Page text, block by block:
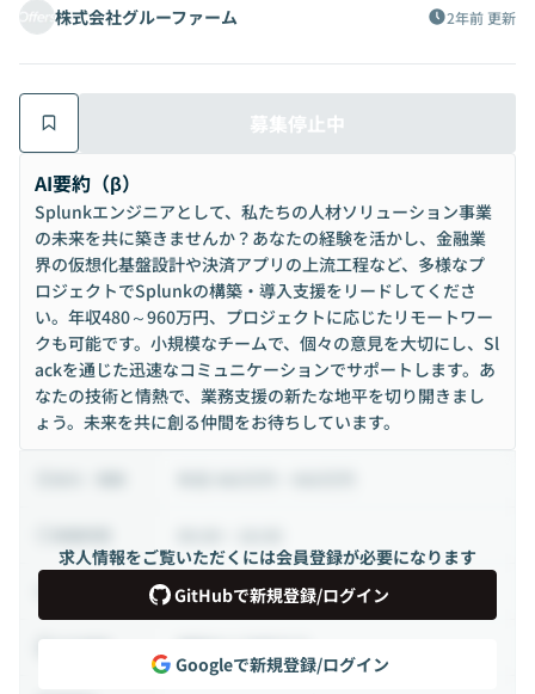
株式会社グルーファーム 2年前 更新
募集停止中
AI要約（β）
Splunkエンジニアとして、私たちの人材ソリューション事業
の未来を共に築きませんか？あなたの経験を活かし、金融業
界の仮想化基盤設計や決済アプリの上流工程など、多様なプ
ロジェクトでSplunkの構築・導入支援をリードしてくださ
い。年収480～960万円、プロジェクトに応じたリモートワー
クも可能です。小規模なチームで、個々の意見を大切にし、Sl
ackを通じた迅速なコミュニケーションでサポートします。あ
なたの技術と情熱で、業務支援の新たな地平を切り開きまし
ょう。未来を共に創る仲間をお待ちしています。
求人情報をご覧いただくには会員登録が必要になります
GitHubで新規登録/ログイン
Googleで新規登録/ログイン
正社員